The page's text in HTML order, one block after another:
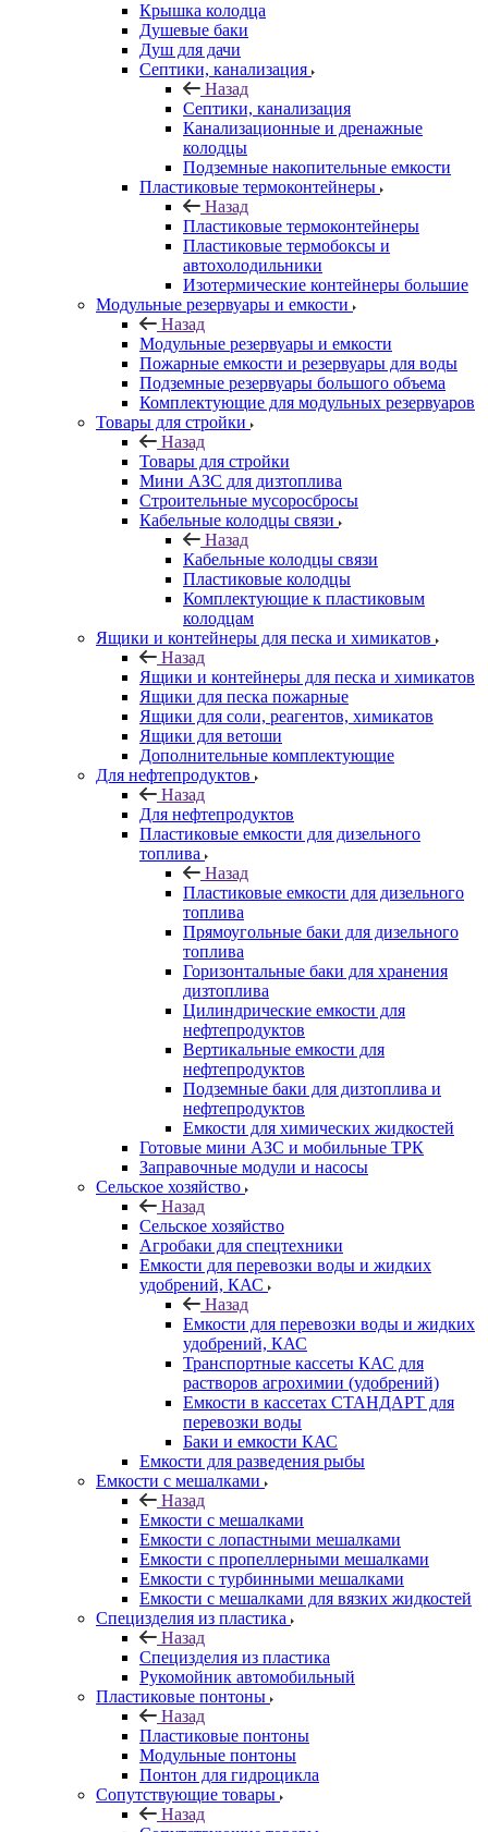
Крышка колодца
Душевые баки
Душ для дачи
Септики, канализация
Назад
Септики, канализация
Канализационные и дренажные
колодцы
Подземные накопительные емкости
Пластиковые термоконтейнеры
Назад
Пластиковые термоконтейнеры
Пластиковые термобоксы и
автохолодильники
Изотермические контейнеры большие
Модульные резервуары и емкости
Назад
Модульные резервуары и емкости
Пожарные емкости и резервуары для воды
Подземные резервуары большого объема
Комплектующие для модульных резервуаров
Товары для стройки
Назад
Товары для стройки
Мини АЗС для дизтоплива
Строительные мусоросбросы
Кабельные колодцы связи
Назад
Кабельные колодцы связи
Пластиковые колодцы
Комплектующие к пластиковым
колодцам
Ящики и контейнеры для песка и химикатов
Назад
Ящики и контейнеры для песка и химикатов
Ящики для песка пожарные
Ящики для соли, реагентов, химикатов
Ящики для ветоши
Дополнительные комплектующие
Для нефтепродуктов
Назад
Для нефтепродуктов
Пластиковые емкости для дизельного
топлива
Назад
Пластиковые емкости для дизельного
топлива
Прямоугольные баки для дизельного
топлива
Горизонтальные баки для хранения
дизтоплива
Цилиндрические емкости для
нефтепродуктов
Вертикальные емкости для
нефтепродуктов
Подземные баки для дизтоплива и
нефтепродуктов
Емкости для химических жидкостей
Готовые мини АЗС и мобильные ТРК
Заправочные модули и насосы
Сельское хозяйство
Назад
Сельское хозяйство
Агробаки для спецтехники
Емкости для перевозки воды и жидких
удобрений, КАС
Назад
Емкости для перевозки воды и жидких
удобрений, КАС
Транспортные кассеты КАС для
растворов агрохимии (удобрений)
Емкости в кассетах СТАНДАРТ для
перевозки воды
Баки и емкости КАС
Емкости для разведения рыбы
Емкости с мешалками
Назад
Емкости с мешалками
Емкости с лопастными мешалками
Емкости с пропеллерными мешалками
Емкости с турбинными мешалками
Емкости с мешалками для вязких жидкостей
Специзделия из пластика
Назад
Специзделия из пластика
Рукомойник автомобильный
Пластиковые понтоны
Назад
Пластиковые понтоны
Модульные понтоны
Понтон для гидроцикла
Сопутствующие товары
Назад